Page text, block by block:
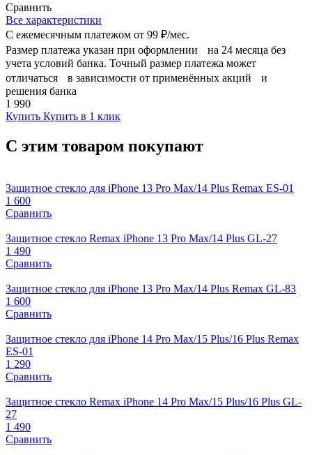
Сравнить
Все характеристики
С ежемесячным платежом от 99 ₽/мес.
Размер платежа указан при оформлении на 24 месяца без
учета условий банка. Точный размер платежа может
отличаться в зависимости от применённых акций и
решения банка
1 990
Купить Купить в 1 клик
С этим товаром покупают
Защитное стекло для iPhone 13 Pro Max/14 Plus Remax ES-01
1 600
Сравнить
Защитное стекло Remax iPhone 13 Pro Max/14 Plus GL-27
1 490
Сравнить
Защитное стекло для iPhone 13 Pro Max/14 Plus Remax GL-83
1 600
Сравнить
Защитное стекло для iPhone 14 Pro Max/15 Plus/16 Plus Remax
ES-01
1 290
Сравнить
Защитное стекло Remax iPhone 14 Pro Max/15 Plus/16 Plus GL-
27
1 490
Сравнить